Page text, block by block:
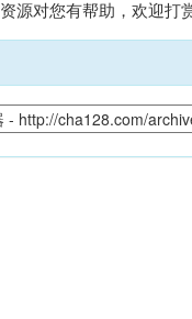
源对您有帮助，欢迎打